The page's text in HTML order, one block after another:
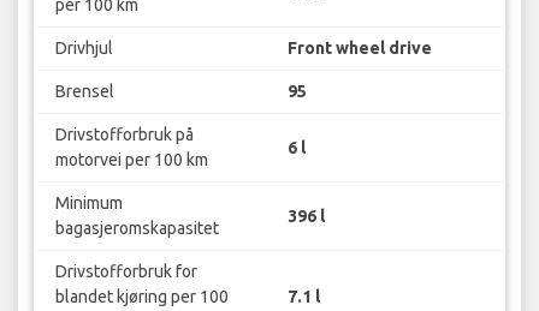
per 100 km
Drivhjul Front wheel drive
Brensel 95
Drivstofforbruk på
motorvei per 100 km
6 l
Minimum
bagasjeromskapasitet
396 l
Drivstofforbruk for
blandet kjøring per 100
7.1 l